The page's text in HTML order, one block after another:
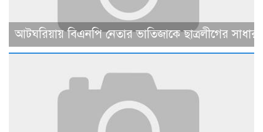
আটঘরিয়ায় বিএনপি নেতার ভাতিজাকে ছাত্রলীগের